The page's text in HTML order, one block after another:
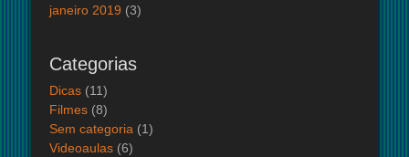
janeiro 2019 (3)
Categorias
Dicas (11)
Filmes (8)
Sem categoria (1)
Videoaulas (6)